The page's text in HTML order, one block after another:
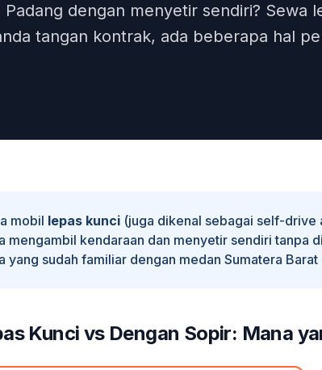
dengan menyetir sendiri? Sewa
tangan kontrak, ada beberapa hal
mobil lepas kunci (juga dikenal sebagai self-drive
mengambil kendaraan dan menyetir sendiri tanpa
yang sudah familiar dengan medan Sumatera
Kunci vs Dengan Sopir: Mana